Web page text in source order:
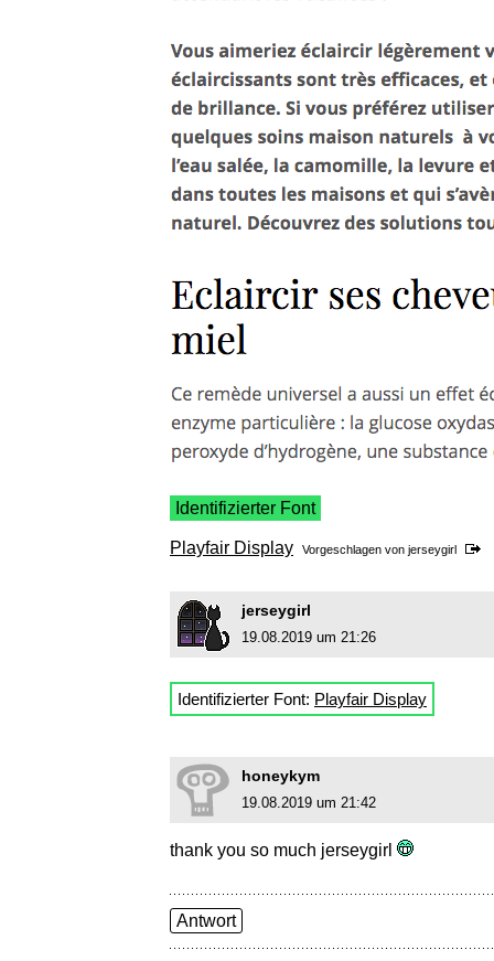
Identifizierter Font
Playfair Display Vorgeschlagen von jerseygirl
jerseygirl
19.08.2019 um 21:26
Identifizierter Font: Playfair Display
honeykym
19.08.2019 um 21:42
thank you so much jerseygirl
Antwort